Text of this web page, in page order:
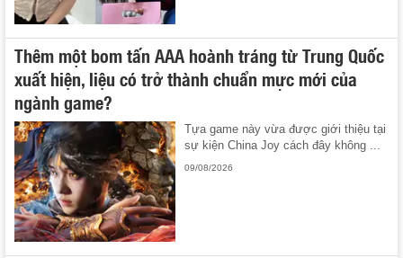
Thêm một bom tấn AAA hoành tráng từ Trung Quốc
xuất hiện, liệu có trở thành chuẩn mực mới của
ngành game?
Tựa game này vừa được giới thiệu tại
sự kiện China Joy cách đây không ...
09/08/2026